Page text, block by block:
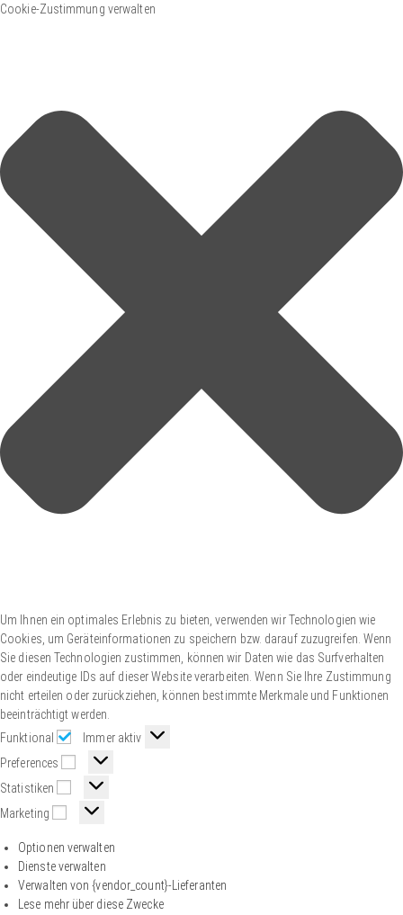
Cookie-Zustimmung verwalten
Um Ihnen ein optimales Erlebnis zu bieten, verwenden wir Technologien wie
Cookies, um Geräteinformationen zu speichern bzw. darauf zuzugreifen. Wenn
Sie diesen Technologien zustimmen, können wir Daten wie das Surfverhalten
oder eindeutige IDs auf dieser Website verarbeiten. Wenn Sie Ihre Zustimmung
nicht erteilen oder zurückziehen, können bestimmte Merkmale und Funktionen
beeinträchtigt werden.
Funktional
Immer aktiv
Preferences
Statistiken
Marketing
Optionen verwalten
Dienste verwalten
Verwalten von {vendor_count}-Lieferanten
Lese mehr über diese Zwecke